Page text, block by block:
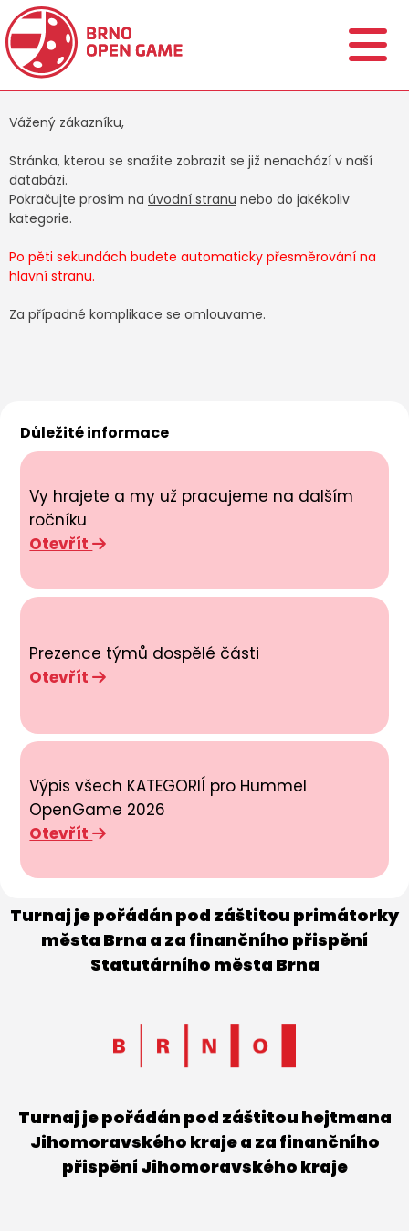
Vážený zákazníku,
Stránka, kterou se snažite zobrazit se již nenachází v naší
databázi.
Pokračujte prosím na úvodní stranu nebo do jakékoliv
kategorie.
Po pěti sekundách budete automaticky přesměrování na
hlavní stranu.
Za případné komplikace se omlouvame.
Důležité informace
Vy hrajete a my už pracujeme na dalším
ročníku
Otevřít
Prezence týmů dospělé části
Otevřít
Výpis všech KATEGORIÍ pro Hummel
OpenGame 2026
Otevřít
Turnaj je pořádán pod záštitou primátorky
města Brna a za finančního přispění
Statutárního města Brna
Turnaj je pořádán pod záštitou hejtmana
Jihomoravského kraje a za finančního
přispění Jihomoravského kraje